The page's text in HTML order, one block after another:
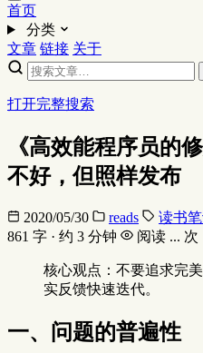
首页
分类
文章 链接 关于
打开完整搜索
《高效能程序员
不好，但照样发布
2020/05/30 reads 读书
861 字 · 约 3 分钟
阅读 ... 次
核心观点：不要追求完
实反馈快速迭代。
一、问题的普遍性